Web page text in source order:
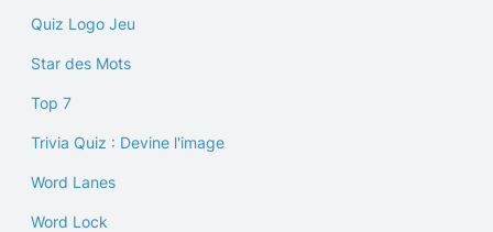
Quiz Logo Jeu
Star des Mots
Top 7
Trivia Quiz : Devine l'image
Word Lanes
Word Lock